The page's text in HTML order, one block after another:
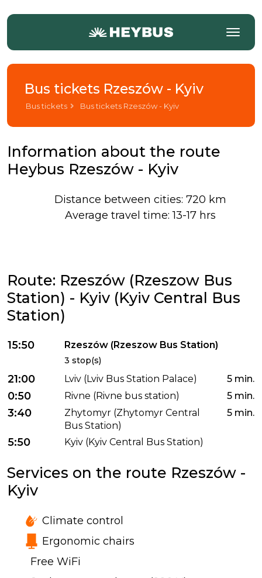
Bus tickets Rzeszów - Kyiv
Bus tickets Bus tickets Rzeszów - Kyiv
Information about the route
Heybus Rzeszów - Kyiv
Distance between cities: 720 km
Average travel time: 13-17 hrs
Route: Rzeszów (Rzeszow Bus
Station) - Kyiv (Kyiv Central Bus
Station)
15:50 Rzeszów (Rzeszow Bus Station)
3 stop(s)
21:00 Lviv (Lviv Bus Station Palace) 5 min.
0:50 Rivne (Rivne bus station) 5 min.
3:40
Zhytomyr (Zhytomyr Central
Bus Station)
5 min.
5:50 Kyiv (Kyiv Central Bus Station)
Services on the route Rzeszów -
Kyiv
Climate control
Ergonomic chairs
Free WiFi